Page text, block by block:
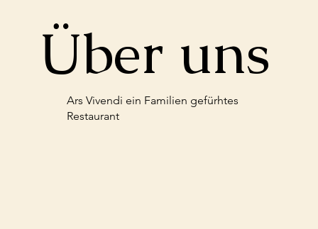
Über uns
Ars Vivendi ein Familien gefürhtes
Restaurant